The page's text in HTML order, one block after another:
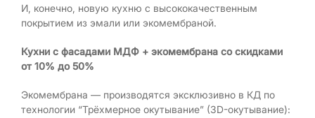
И, конечно, новую кухню с высококачественным
покрытием из эмали или экомембраной.
Кухни с фасадами МДФ + экомембрана со скидками
от 10% до 50%
Экомембрана — производятся эксклюзивно в КД по
технологии “Трёхмерное окутывание” (3D-окутывание):